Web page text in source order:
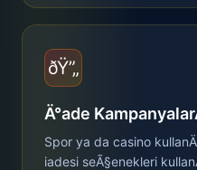
ðŸ”„
Ä°ade
Spor ya da casino
iadesi seÃ§enekleri